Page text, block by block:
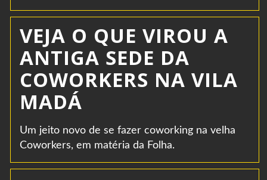
VEJA O QUE VIROU A
ANTIGA SEDE DA
COWORKERS NA VILA
MADÁ
Um jeito novo de se fazer coworking na velha
Coworkers, em matéria da Folha.